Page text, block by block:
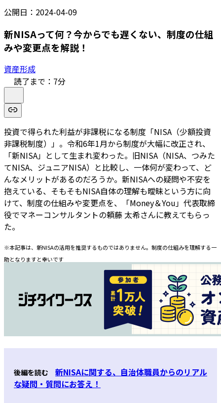
公開日： 2024-04-09
新NISAって何？今からでも遅くない、制度の仕組
みや変更点を解説！
資産形成
読了まで： 7分
投資で得られた利益が非課税になる制度「NISA（少額投資
非課税制度）」。令和6年1月から制度が大幅に改正され、
「新NISA」として生まれ変わった。旧NISA（NISA、つみた
てNISA、ジュニアNISA）と比較し、一体何が変わって、ど
んなメリットがあるのだろうか。新NISAへの疑問や不安を
抱えている、そもそもNISA自体の理解も曖昧という方に向
けて、制度の仕組みや変更点を、「Money＆You」代表取締
役でマネーコンサルタントの頼藤 太希さんに教えてもらっ
た。
※本記事は、新NISAの活用を推奨するものではありません。制度の仕組みを理解する一
助となりますと幸いです
後編を読む 新NISAに関する、自治体職員からのリアル
な疑問・質問にお答え！